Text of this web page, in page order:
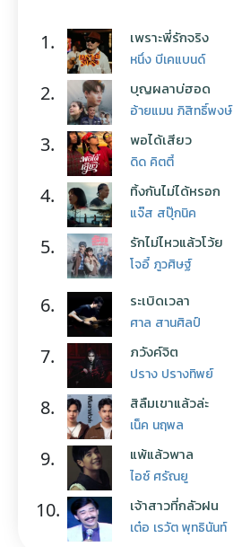
1. เพราะพี่รักจริง
หนึ่ง บีเคแบนด์
2. บุญผลาบ่ฮอด
อ้ายแมน ภิสิทธิ์พงษ์
3. พอได้เสียว
ดิด คิตตี้
4. ทิ้งกันไม่ได้หรอก
แจ๊ส สปุ๊กนิค
5. รักไม่ไหวแล้วโว้ย
โจอี้ ภูวศิษฐ์
6. ระเบิดเวลา
ศาล สานศิลป์
7. ภวังค์จิต
ปราง ปรางทิพย์
8. สิลืมเขาแล้วล่ะ
เน็ค นฤพล
9. แพ้แล้วพาล
ไอซ์ ศรัณยู
10. เจ้าสาวที่กลัวฝน
เต๋อ เรวัต พุทธินันท์